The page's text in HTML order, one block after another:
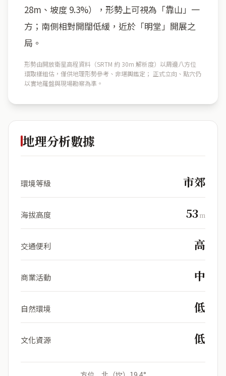
28m、坡度 9.3%），形勢上可視為「靠山」一
方；南側相對開闊低緩，近於「明堂」開展之
局。
形勢由開放衛星高程資料（SRTM 約 30m 解析度）以周邊八方位
環取樣粗估，僅供地理形勢參考、非堪輿鑑定； 正式立向、點穴仍
以實地羅盤與現場勘察為準。
地理分析數據
環境等級 市郊
海拔高度 53m
交通便利 高
商業活動 中
自然環境 低
文化資源 低